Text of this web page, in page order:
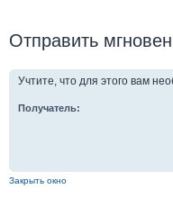
Отправить
Учтите, что для этого вам
Получатель:
Закрыть окно